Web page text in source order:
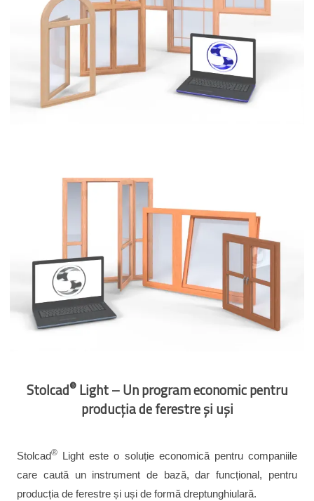
Stolcad®Light – Un program economic pentru
producția de ferestre și uși
Stolcad® Light este o soluție economică pentru companiile
care caută un instrument de bază, dar funcțional, pentru
producția de ferestre și uși de formă dreptunghiulară.